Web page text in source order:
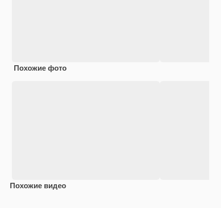
Похожие фото
Похожие видео